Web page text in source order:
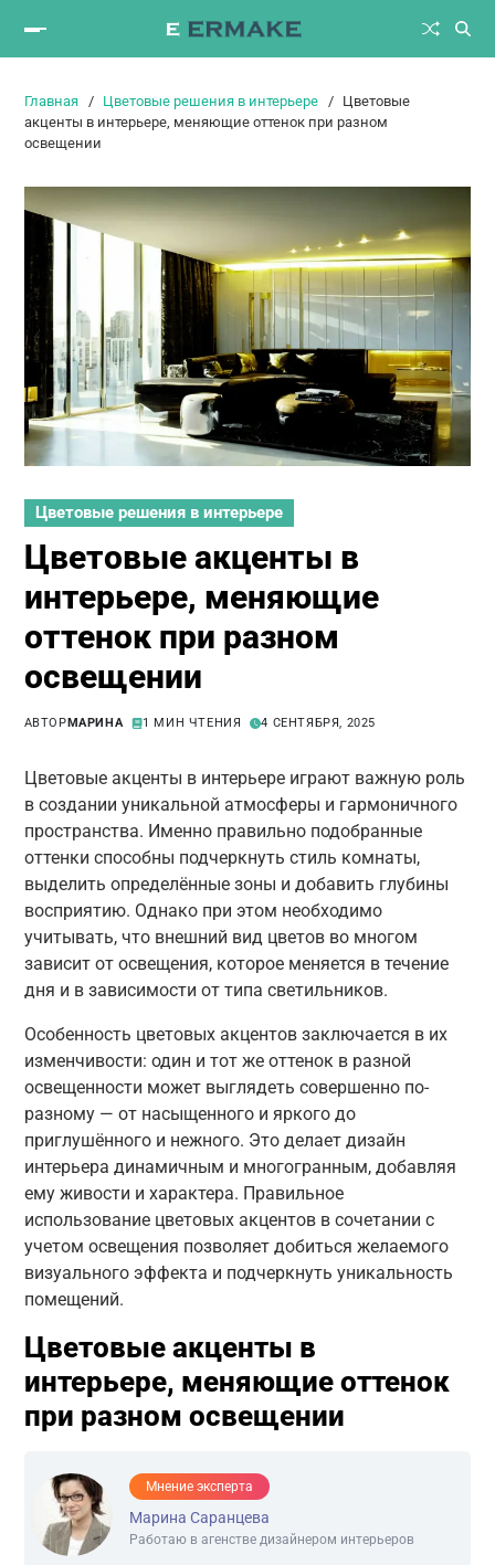
Главная Цветовые решения в интерьере
Цветовые
акценты в интерьере, меняющие оттенок при разном
освещении
Цветовые решения в интерьере
Цветовые акценты в
интерьере, меняющие
оттенок при разном
освещении
АВТОРМАРИНА 1 МИН ЧТЕНИЯ 4 СЕНТЯБРЯ, 2025
Цветовые акценты в интерьере играют важную роль
в создании уникальной атмосферы и гармоничного
пространства. Именно правильно подобранные
оттенки способны подчеркнуть стиль комнаты,
выделить определённые зоны и добавить глубины
восприятию. Однако при этом необходимо
учитывать, что внешний вид цветов во многом
зависит от освещения, которое меняется в течение
дня и в зависимости от типа светильников.
Особенность цветовых акцентов заключается в их
изменчивости: один и тот же оттенок в разной
освещенности может выглядеть совершенно по-
разному — от насыщенного и яркого до
приглушённого и нежного. Это делает дизайн
интерьера динамичным и многогранным, добавляя
ему живости и характера. Правильное
использование цветовых акцентов в сочетании с
учетом освещения позволяет добиться желаемого
визуального эффекта и подчеркнуть уникальность
помещений.
Цветовые акценты в
интерьере, меняющие оттенок
при разном освещении
Мнение эксперта
Марина Саранцева
Работаю в агенстве дизайнером интерьеров